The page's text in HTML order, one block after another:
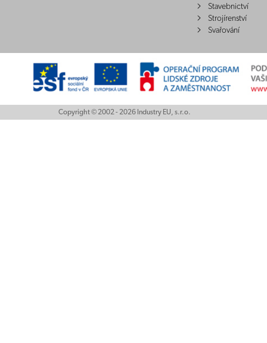
Stavebnictví
Strojírenství
Svařování
Copyright © 2002 - 2026 Industry EU, s.r.o.